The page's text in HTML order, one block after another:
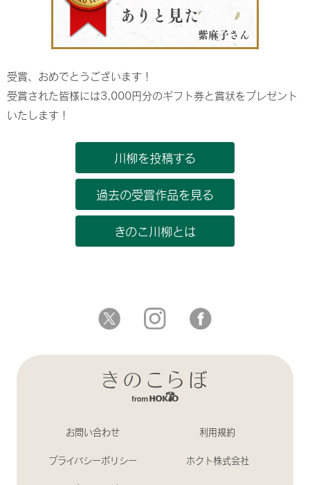
ありと見た
紫麻子さん
受賞、おめでとうございます！
受賞された皆様には3,000円分のギフト券と賞状をプレゼント
いたします！
川柳を投稿する
過去の受賞作品を見る
きのこ川柳とは
お問い合わせ 利用規約
プライバシーポリシー ホクト株式会社